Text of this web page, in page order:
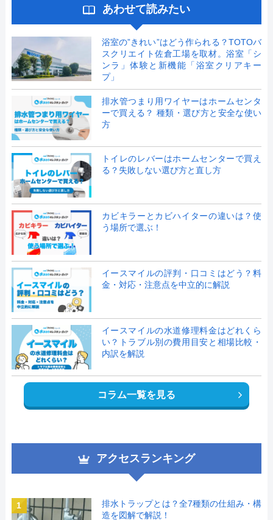
あわせて読みたい
浴室の”きれい”はどう作られる？TOTOバ
スクリエイト佐倉工場を取材。浴室「シ
ンラ」体験と新機能「浴室クリアキー
プ」
排水管つまり用ワイヤーはホームセンタ
ーで買える？ 種類・選び方と安全な使い
方
トイレのレバーはホームセンターで買え
る？失敗しない選び方と直し方
カビキラーとカビハイターの違いは？使
う場所で選ぶ！
イースマイルの評判・口コミはどう？料
金・対応・注意点を中立的に解説
イースマイルの水道修理料金はどれくら
い？トラブル別の費用目安と相場比較・
内訳を解説
コラム一覧を見る
アクセスランキング
1
排水トラップとは？全7種類の仕組み・構
造を図解で解説！